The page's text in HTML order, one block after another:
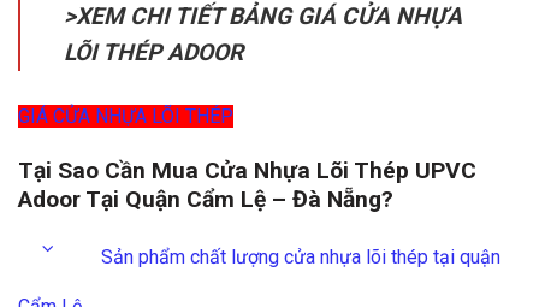
>XEM CHI TIẾT BẢNG GIÁ CỬA NHỰA
LÕI THÉP ADOOR
GIÁ CỬA NHỰA LÕI THÉP
Tại Sao Cần Mua Cửa Nhựa Lõi Thép UPVC
Adoor Tại Quận Cẩm Lệ – Đà Nẵng?
Sản phẩm chất lượng cửa nhựa lõi thép tại quận